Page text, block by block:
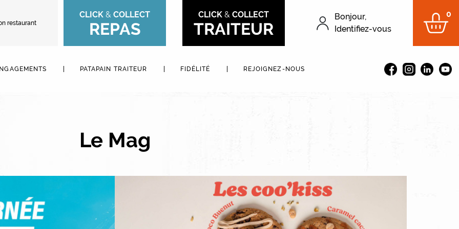
restaurant
CLICK& COLLECT
REPAS
CLICK &COLLECT
TRAITEUR Menu du
Bonjour,
Identifiez-vous
0
PATAPAIN TRAITEUR FIDÉLITÉ REJOIGNEZ-NOUS
Le Mag